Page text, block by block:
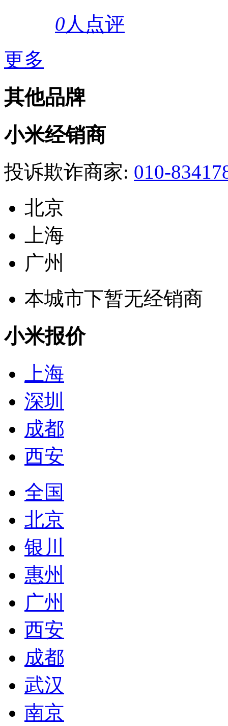
0人点评
更多
其他品牌
小米经销商
投诉欺诈商家: 010-
北京
上海
广州
本城市下暂无经销商
小米报价
上海
深圳
成都
西安
全国
北京
银川
惠州
广州
西安
成都
武汉
南京